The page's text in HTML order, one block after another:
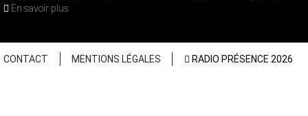
En savoir plus
CONTACT MENTIONS LÉGALES RADIO PRÉSENCE 2026